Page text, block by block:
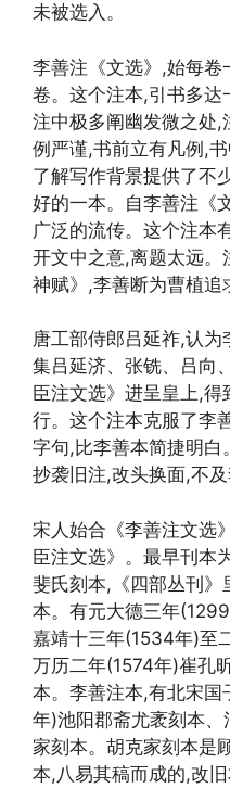
未被选入。
李善注《文选》,始每
卷。这个注本,引书多达
注中极多阐幽发微之处
例严谨,书前立有凡例,
了解写作背景提供了不
好的一本。自李善注《
广泛的流传。这个注本
开文中之意,离题太远。
神赋》,李善断为曹植追
唐工部侍郎吕延祚,认为
集吕延济、张铣、吕向
臣注文选》进呈皇上,
行。这个注本克服了李
字句,比李善本简捷明白
抄袭旧注,改头换面,不及
宋人始合《李善注文选
臣注文选》。最早刊本
斐氏刻本,《四部丛刊》
本。有元大德三年
嘉靖十三年(1534年)至
万历二年(1574年)崔孔
本。李善注本,有北宋国
年)池阳郡斋尤袤刻本
家刻本。胡克家刻本是
本,八易其稿而成的,改